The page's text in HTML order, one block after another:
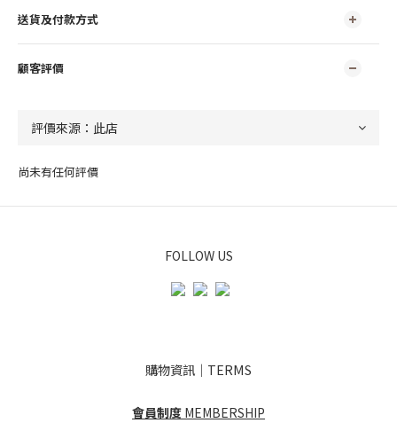
送貨及付款方式
顧客評價
尚未有任何評價
FOLLOW US
購物資訊｜TERMS
會員制度 MEMBERSHIP